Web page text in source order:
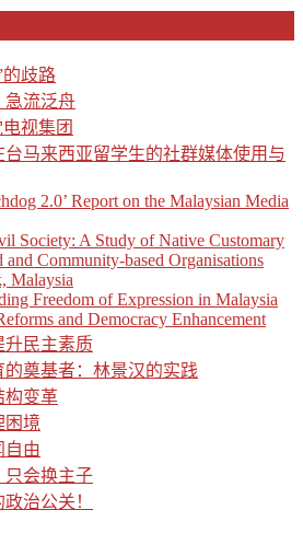
的歧路
急流泛舟
视集团
台马来西亚留学生的社群媒体使用与
2.0’ Report on the Malaysian Media
Society: A Study of Native Customary
Community-based Organisations
Malaysia
Freedom of Expression in Malaysia
and Democracy Enhancement
升民主素质
奠基者：林景汉的实践
构变革
困境
自由
只会换主子
治公关！